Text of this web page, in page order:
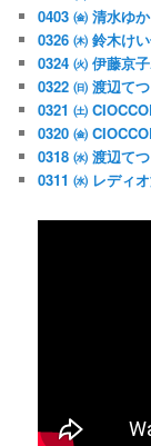
0403 ㈮ 清水ゆ
0326 ㈭ 鈴木け
0324 ㈫ 伊藤京
0322 ㈰ 渡辺て
0321 ㈯
0320 ㈮
0318 ㈬ 渡辺て
0311 ㈬ レディ